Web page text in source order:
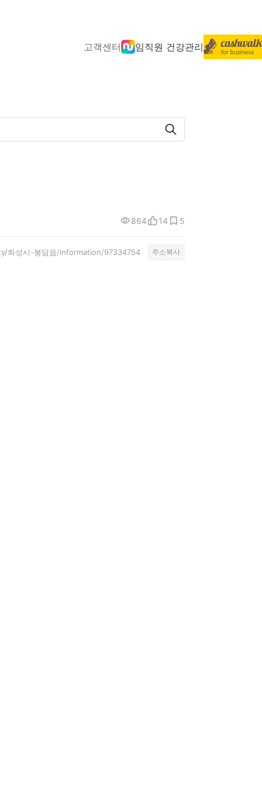
고객센터 임직원 건강관리
864 14 5
화성시-봉담읍/information/97334754 주소복사